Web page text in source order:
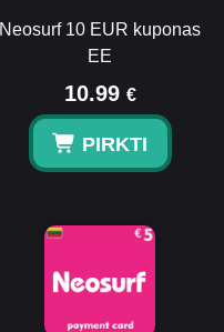
Neosurf 10 EUR kuponas
EE
10.99 €
PIRKTI